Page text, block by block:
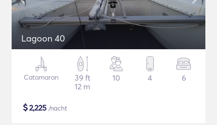
Lagoon 40
Catamaran
39 ft
12 m
10 4 6
$2,225 /nacht